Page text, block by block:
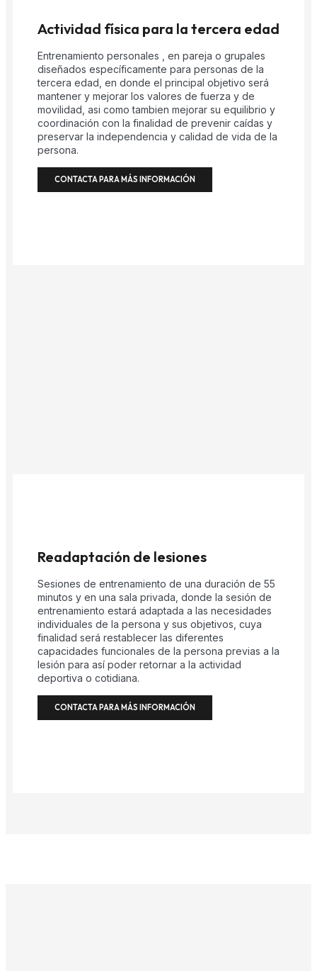
Actividad física para la tercera edad
Entrenamiento personales , en pareja o grupales
diseñados específicamente para personas de la
tercera edad, en donde el principal objetivo será
mantener y mejorar los valores de fuerza y de
movilidad, asi como tambien mejorar su equilibrio y
coordinación con la finalidad de prevenir caídas y
preservar la independencia y calidad de vida de la
persona.
CONTACTA PARA MÁS INFORMACIÓN
Readaptación de lesiones
Sesiones de entrenamiento de una duración de 55
minutos y en una sala privada, donde la sesión de
entrenamiento estará adaptada a las necesidades
individuales de la persona y sus objetivos, cuya
finalidad será restablecer las diferentes
capacidades funcionales de la persona previas a la
lesión para así poder retornar a la actividad
deportiva o cotidiana.
CONTACTA PARA MÁS INFORMACIÓN